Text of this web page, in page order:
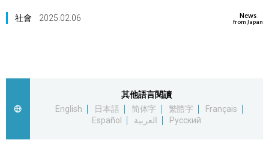
最新報導 News
from Japan
社會 2025.02.06
其他語言閱讀
English
日本語 简体字 繁體字
Français
Español
العربية Русский